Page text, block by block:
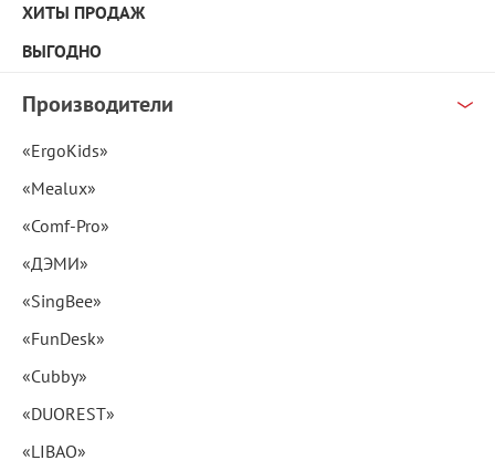
ХИТЫ ПРОДАЖ
ВЫГОДНО
Производители
«ErgoKids»
«Mealux»
«Comf-Pro»
«ДЭМИ»
«SingBee»
«FunDesk»
«Cubby»
«DUOREST»
«LIBAO»